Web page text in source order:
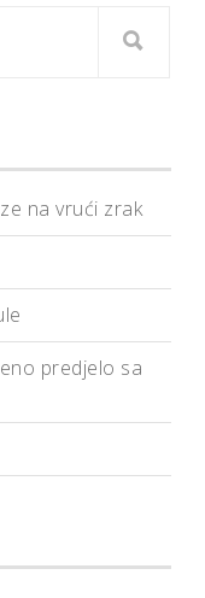
na vrući zrak
predjelo sa